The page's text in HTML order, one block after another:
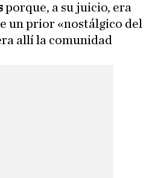
porque, a su juicio, era
un prior «nostálgico del
allí la comunidad